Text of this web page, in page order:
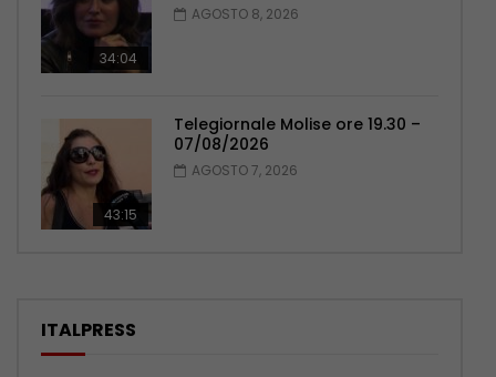
34:04
AGOSTO 8, 2026
43:15
Telegiornale Molise ore 19.30 –
07/08/2026
AGOSTO 7, 2026
ITALPRESS